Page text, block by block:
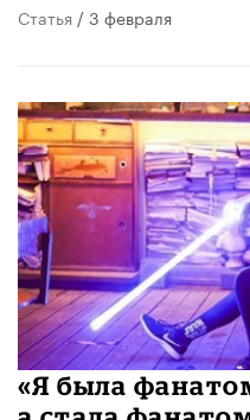
Статья / 3 февраля
«Я была